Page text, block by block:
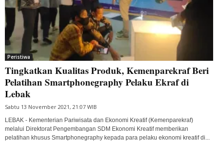
Peristiwa
Tingkatkan Kualitas Produk, Kemenparekraf Beri
Pelatihan Smartphonegraphy Pelaku Ekraf di
Lebak
Sabtu 13 November 2021, 21:07 WIB
LEBAK - Kementerian Pariwisata dan Ekonomi Kreatif (Kemenparekraf)
melalui Direktorat Pengembangan SDM Ekonomi Kreatif memberikan
pelatihan khusus Smartphonegraphy kepada para pelaku ekonomi kreatif di...